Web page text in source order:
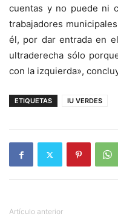
cuentas y no puede ni
trabajadores
él, por dar entrada en
ultraderecha sólo
con la izquierda»,
ETIQUETAS IU VERDES
Artículo anterior